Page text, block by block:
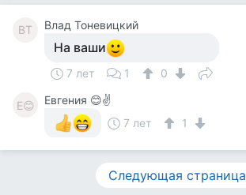
ВТ Влад Тоневицкий
На ваши
7 лет 1 0
Е😊
Евгения 😊✌
7 лет
1
Следующая страница